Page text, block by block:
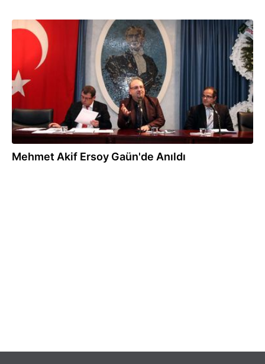
14.03.2017
Mehmet Akif Ersoy Gaün'de Anıldı